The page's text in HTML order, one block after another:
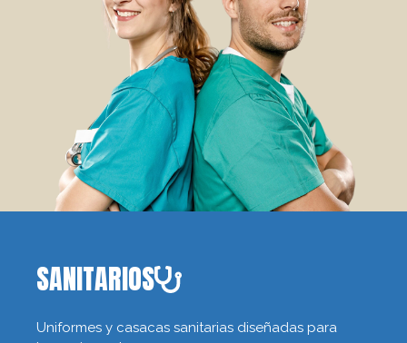
SANITARIOS
Uniformes y casacas sanitarias diseñadas para